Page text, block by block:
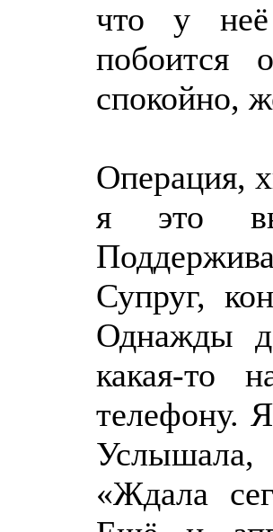
что у неё
побоится
спокойно,
Операция,
я это
Супруг,
Однажды
какая-то
телефону.
«Ждала